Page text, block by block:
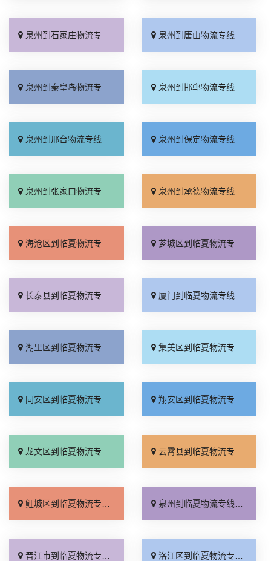
泉州到石家庄物流专线_专业可靠「全程定位」 泉州到唐山物流专线_定点发车「整车配货」
泉州到秦皇岛物流专线_损坏理赔「专线直达」 泉州到邯郸物流专线_资质齐全「专业调车」
泉州到邢台物流专线_运保时效「多少一方」 泉州到保定物流专线_准时准点「门到门接送」
泉州到张家口物流专线_多少公里「多久时间」 泉州到承德物流专线_保证时效「价格透明」
海沧区到临夏物流专线_多少公里「专线直达」 芗城区到临夏物流专线_要几天到「保证时效」
长泰县到临夏物流专线_要几天到「需要几天」 厦门到临夏物流专线_直达特快专线「限时必达」
湖里区到临夏物流专线_市县闪送「专线直达」 集美区到临夏物流专线_运费多少「要几天到」
同安区到临夏物流专线_天天发车「准时准点」 翔安区到临夏物流专线_全境配送「上门取件」
龙文区到临夏物流专线_多久时间「损坏理赔」 云霄县到临夏物流专线_快运直达「急你所需」
鲤城区到临夏物流专线_多久能到「直达到站」 泉州到临夏物流专线_价位合理「专线直达」
晋江市到临夏物流专线_专业可靠「快运有保障」 洛江区到临夏物流专线_全境派送「损坏理赔」